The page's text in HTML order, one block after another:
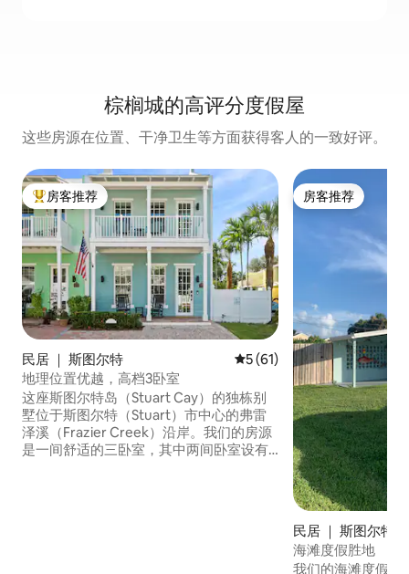
棕榈城的高评分度假屋
这些房源在位置、干净卫生等方面获得客人的一致好评。
热门「房客推荐」
房客推荐
民居 ｜ 斯图尔特 平均评分 5 分（满分 5 分）
5 (61)
地理位置优越，高档3卧室
这座斯图尔特岛（Stuart Cay）的独栋别
墅位于斯图尔特（Stuart）市中心的弗雷
泽溪（Frazier Creek）沿岸。我们的房源
是一间舒适的三卧室，其中两间卧室设有
房客推荐
房客推荐
民居 ｜ 斯图尔特
海滩度假胜地
我们的海滩度假屋